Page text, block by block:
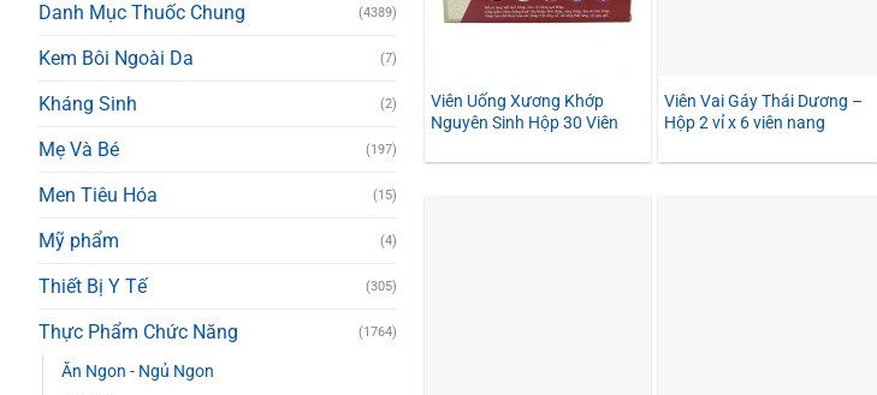
Danh Mục Thuốc Chung (4389)
Kem Bôi Ngoài Da (7)
Kháng Sinh (2)
Mẹ Và Bé (197)
Men Tiêu Hóa (15)
Mỹ phẩm (4)
Thiết Bị Y Tế (305)
Thực Phẩm Chức Năng (1764)
Ăn Ngon - Ngủ Ngon
Viên Uống Xương Khớp
Nguyên Sinh Hộp 30 Viên
Viên Vai Gáy Thái Dương –
Hộp 2 vỉ x 6 viên nang